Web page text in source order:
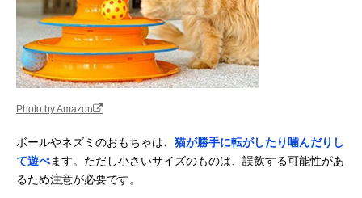
Photo by Amazon
ボールやネズミのおもちゃは、 猫が勝手に転がしたり噛んだりし
て遊べます。ただし小さいサイズのものは、誤飲する可能性があ
るため注意が必要です。